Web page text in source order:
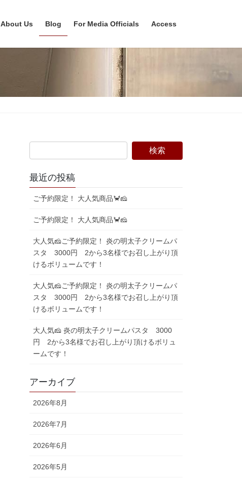
About Us Blog For Media Officials Access
最近の投稿
ご予約限定！ 大人気商品🦀🧀
ご予約限定！ 大人気商品🦀🧀
大人気🧀ご予約限定！ 炎の明太子クリームパ
スタ 3000円 2から3名様でお召し上がり頂
けるボリュームです！
大人気🧀ご予約限定！ 炎の明太子クリームパ
スタ 3000円 2から3名様でお召し上がり頂
けるボリュームです！
大人気🧀 炎の明太子クリームパスタ 3000
円 2から3名様でお召し上がり頂けるボリュ
ームです！
アーカイブ
2026年8月
2026年7月
2026年6月
2026年5月